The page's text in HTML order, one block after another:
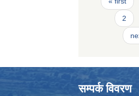
2
सम्पर्क विवरण